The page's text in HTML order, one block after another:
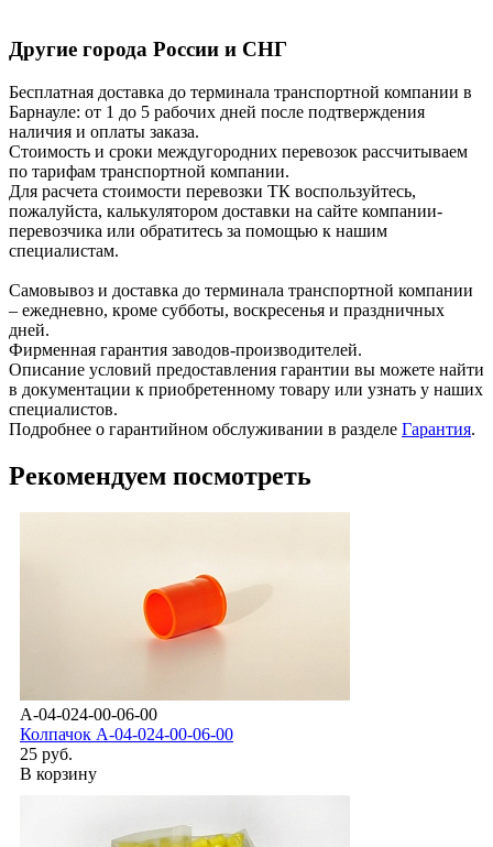
Другие города России и СНГ
Бесплатная доставка до терминала транспортной компании в
Барнауле: от 1 до 5 рабочих дней после подтверждения
наличия и оплаты заказа.
Стоимость и сроки междугородних перевозок рассчитываем
по тарифам транспортной компании.
Для расчета стоимости перевозки ТК воспользуйтесь,
пожалуйста, калькулятором доставки на сайте компании-
перевозчика или обратитесь за помощью к нашим
специалистам.
Самовывоз и доставка до терминала транспортной компании
– ежедневно, кроме субботы, воскресенья и праздничных
дней.
Фирменная гарантия заводов-производителей.
Описание условий предоставления гарантии вы можете найти
в документации к приобретенному товару или узнать у наших
специалистов.
Подробнее о гарантийном обслуживании в разделе Гарантия.
Рекомендуем посмотреть
A-04-024-00-06-00
Колпачок А-04-024-00-06-00
25 руб.
В корзину